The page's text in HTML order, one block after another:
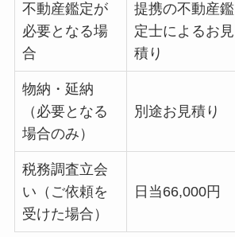
不動産鑑定が
必要となる場
合
提携の不動産鑑
定士によるお見
積り
物納・延納
（必要となる
場合のみ）
別途お見積り
税務調査立会
い（ご依頼を
受けた場合）
日当66,000円